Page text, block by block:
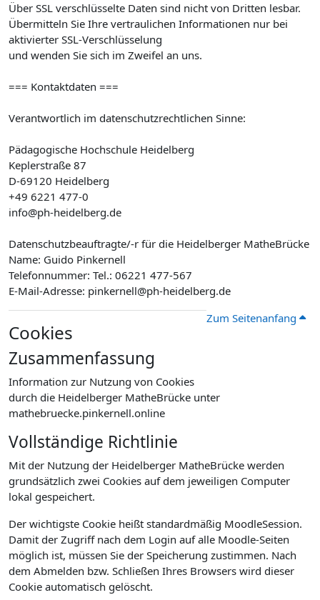
Über SSL verschlüsselte Daten sind nicht von Dritten lesbar.
Übermitteln Sie Ihre vertraulichen Informationen nur bei
aktivierter SSL-Verschlüsselung
und wenden Sie sich im Zweifel an uns.
=== Kontaktdaten ===
Verantwortlich im datenschutzrechtlichen Sinne:
Pädagogische Hochschule Heidelberg
Keplerstraße 87
D-69120 Heidelberg
+49 6221 477-0
info@ph-heidelberg.de
Datenschutzbeauftragte/-r für die Heidelberger MatheBrücke
Name: Guido Pinkernell
Telefonnummer: Tel.: 06221 477-567
E-Mail-Adresse: pinkernell@ph-heidelberg.de
Zum Seitenanfang
Cookies
Zusammenfassung
Information zur Nutzung von Cookies
durch die Heidelberger MatheBrücke unter
mathebruecke.pinkernell.online
Vollständige Richtlinie
Mit der Nutzung der Heidelberger MatheBrücke werden
grundsätzlich zwei Cookies auf dem jeweiligen Computer
lokal gespeichert.
Der wichtigste Cookie heißt standardmäßig MoodleSession.
Damit der Zugriff nach dem Login auf alle Moodle-Seiten
möglich ist, müssen Sie der Speicherung zustimmen. Nach
dem Abmelden bzw. Schließen Ihres Browsers wird dieser
Cookie automatisch gelöscht.